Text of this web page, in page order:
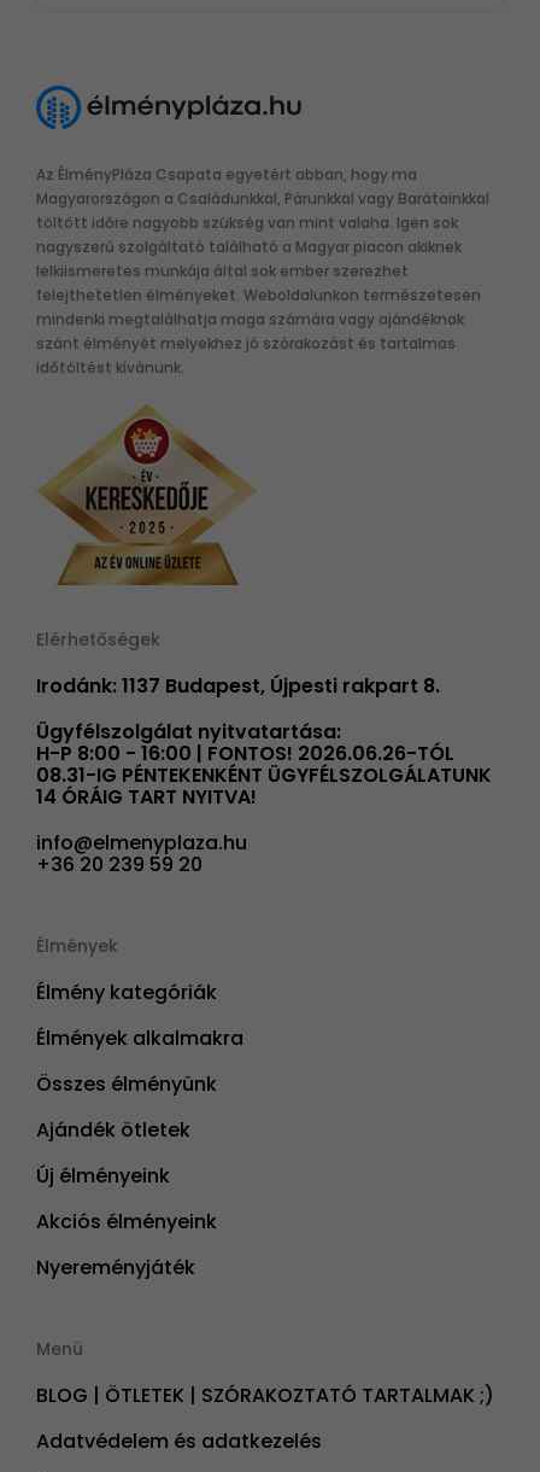
Az ÉlményPláza Csapata egyetért abban, hogy ma
Magyarországon a Családunkkal, Párunkkal vagy Barátainkkal
töltött időre nagyobb szükség van mint valaha. Igen sok
nagyszerű szolgáltató található a Magyar piacon akiknek
lelkiismeretes munkája által sok ember szerezhet
felejthetetlen élményeket. Weboldalunkon természetesen
mindenki megtalálhatja maga számára vagy ajándéknak
szánt élményét melyekhez jó szórakozást és tartalmas
időtöltést kívánunk.
Elérhetőségek
Irodánk: 1137 Budapest, Újpesti rakpart 8.
Ügyfélszolgálat nyitvatartása:
H-P 8:00 - 16:00 | FONTOS! 2026.06.26-TÓL
08.31-IG PÉNTEKENKÉNT ÜGYFÉLSZOLGÁLATUNK
14 ÓRÁIG TART NYITVA!
info@elmenyplaza.hu
+36 20 239 59 20
Élmények
Élmény kategóriák
Élmények alkalmakra
Összes élményünk
Ajándék ötletek
Új élményeink
Akciós élményeink
Nyereményjáték
Menü
BLOG | ÖTLETEK | SZÓRAKOZTATÓ TARTALMAK ;)
Adatvédelem és adatkezelés